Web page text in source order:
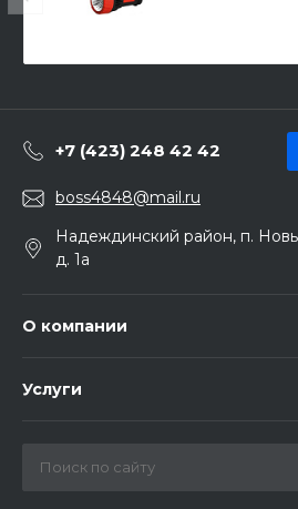
+7 (423) 248 42 42
boss4848@mail.ru
Надеждинский район, п.
д. 1а
О компании
Услуги